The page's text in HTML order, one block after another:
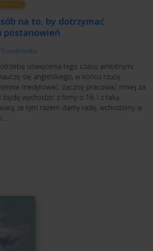
na to, by dotrzymać
postanowień
uświęcenia tego czasu ambitnymi
się angielskiego, w końcu rzucę
medytować, zacznę pracować mniej za
będę wychodzić z firmy o 16. I z taką
że tym razem damy radę, wchodzimy w